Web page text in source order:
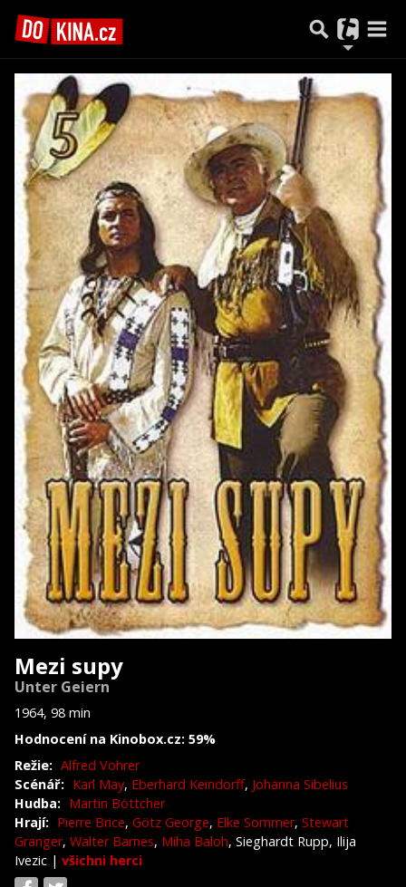
Mezi supy
Unter Geiern
1964, 98 min
Hodnocení na Kinobox.cz: 59%
Režie: Alfred Vohrer
Scénář: Karl May, Eberhard Keindorff, Johanna Sibelius
Hudba: Martin Böttcher
Hrají: Pierre Brice, Götz George, Elke Sommer, Stewart
Granger, Walter Barnes, Miha Baloh, Sieghardt Rupp, Ilija
Ivezic | všichni herci